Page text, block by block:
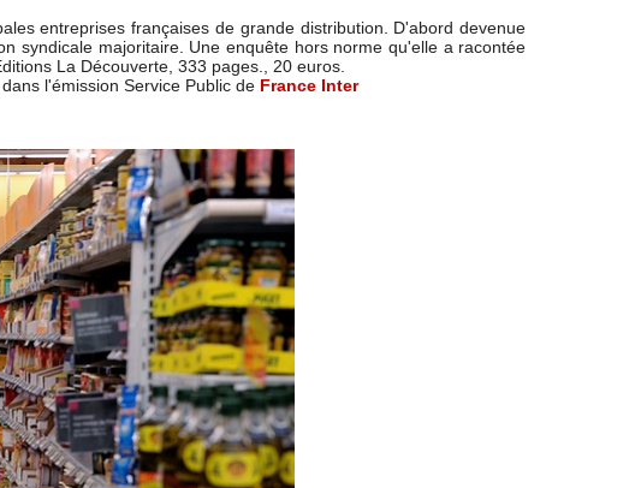
entreprises françaises de grande distribution. D'abord devenue
syndicale majoritaire. Une enquête hors norme qu'elle a racontée
La Découverte, 333 pages., 20 euros.
l'émission Service Public de France Inter